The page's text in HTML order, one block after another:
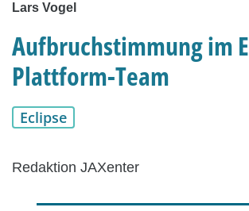
Lars Vogel
Aufbruchstimmung im
Plattform-Team
Eclipse
Redaktion JAXenter